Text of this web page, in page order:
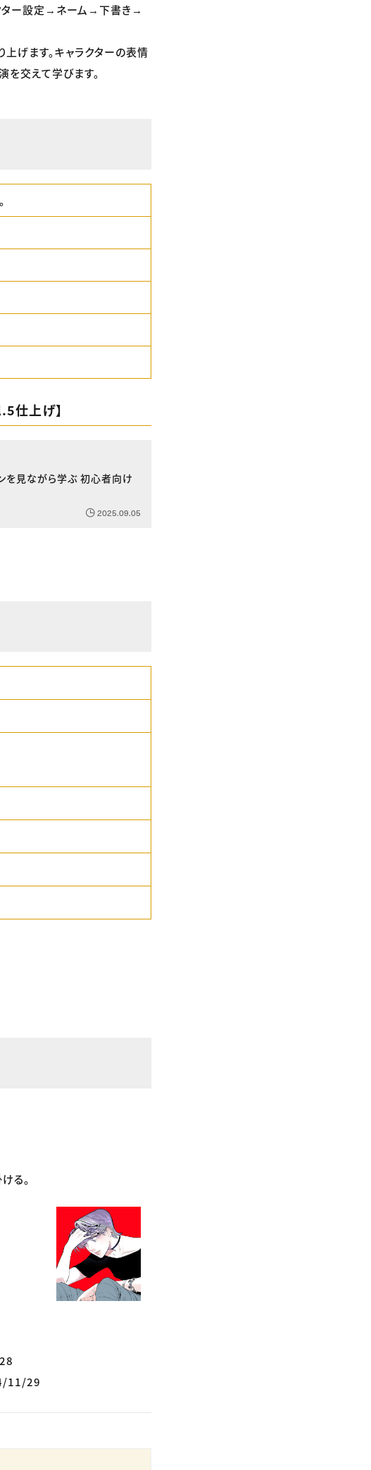
ター設定→ネーム→下書き→
げます。キャラクターの表情
を交えて学びます。
仕上げ】
を見ながら学ぶ 初心者向け
2025.09.05
る。
11/29